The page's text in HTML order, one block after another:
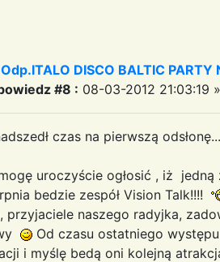
DISCO BALTIC PARTY
#8 : 08-03-2012 21:03:19 »
czas na pierwszą
uroczyście ogłosić , iż
bedzie zespół Vision Talk!!!!
przyjaciele naszego radyjka,
Od czasu ostatniego
i myślę bedą oni kolejną